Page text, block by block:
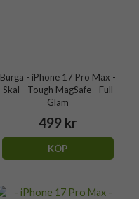
Burga - iPhone 17 Pro Max -
Skal - Tough MagSafe - Full
Glam
499 kr
KÖP